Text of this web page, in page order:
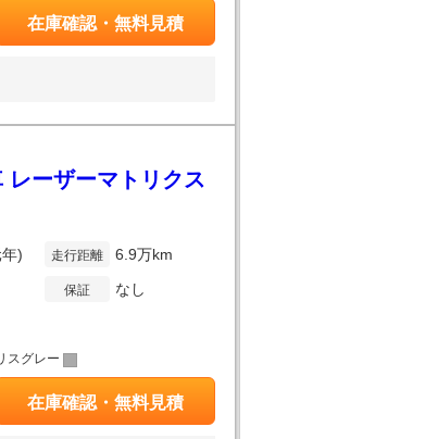
在庫確認・無料見積
レーザーマトリクス
) 走行距離 6.9万km
保証 なし
スグレー
在庫確認・無料見積